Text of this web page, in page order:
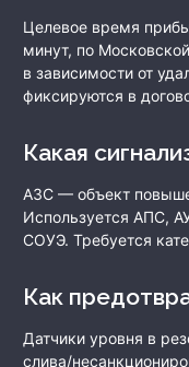
Целевое время
минут, по
в зависимости от
фиксируются в
Какая
АЗС — объект
Используется АПС,
СОУЭ. Требуется
Как
Датчики уровня в
слива/